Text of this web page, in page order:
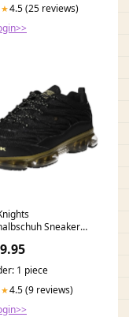
4.5 (25 reviews)
Sneaker
1 piece
4.5 (9 reviews)